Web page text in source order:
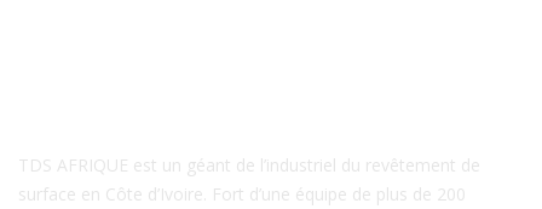
TDS AFRIQUE est un géant de l’industriel du revêtement de
surface en Côte d’Ivoire. Fort d’une équipe de plus de 200